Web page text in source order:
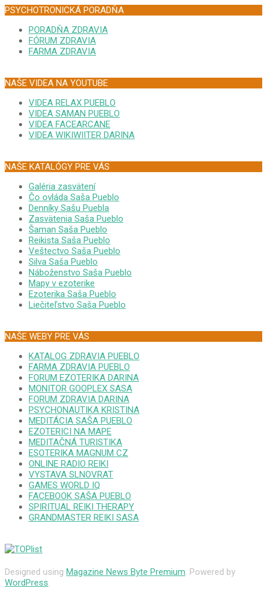
PSYCHOTRONICKÁ PORADŇA
PORADŇA ZDRAVIA
FÓRUM ZDRAVIA
FARMA ZDRAVIA
NAŠE VIDEA NA YOUTUBE
VIDEA RELAX PUEBLO
VIDEA SAMAN PUEBLO
VIDEA FACEARCANE
VIDEA WIKIWIITER DARINA
NAŠE KATALÓGY PRE VÁS
Galéria zasvätení
Čo ovláda Saša Pueblo
Denníky Sašu Puebla
Zasvätenia Saša Pueblo
Šaman Saša Pueblo
Reikista Saša Pueblo
Veštectvo Saša Pueblo
Silva Saša Pueblo
Náboženstvo Saša Pueblo
Mapy v ezoterike
Ezoterika Saša Pueblo
Liečiteľstvo Saša Pueblo
NAŠE WEBY PRE VÁS
KATALOG ZDRAVIA PUEBLO
FARMA ZDRAVIA PUEBLO
FORUM EZOTERIKA DARINA
MONITOR GOOPLEX SASA
FORUM ZDRAVIA DARINA
PSYCHONAUTIKA KRISTINA
MEDITÁCIA SAŠA PUEBLO
EZOTERICI NA MAPE
MEDITAČNÁ TURISTIKA
ESOTERIKA MAGNUM CZ
ONLINE RADIO REIKI
VYSTAVA SLNOVRAT
GAMES WORLD IQ
FACEBOOK SAŠA PUEBLO
SPIRITUAL REIKI THERAPY
GRANDMASTER REIKI SASA
Designed using Magazine News Byte Premium. Powered by
WordPress.